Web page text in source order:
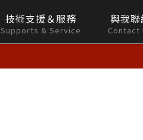
技術支援＆服務
Supports & Service
與我
Contact